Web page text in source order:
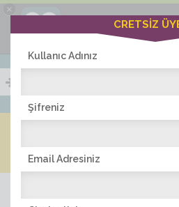
×
Ciddiask Uygulaması
+1 Hafta Gold Üyelik Kazan
Bedava - com.ciddi.ask
CRETSİZ
Kullanıc Adınız
Şifreniz
Email Adresiniz